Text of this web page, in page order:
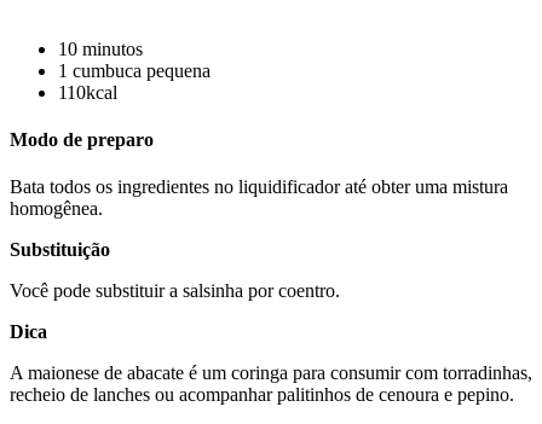
10 minutos
1 cumbuca pequena
110kcal
Modo de preparo
Bata todos os ingredientes no liquidificador até obter uma mistura
homogênea.
Substituição
Você pode substituir a salsinha por coentro.
Dica
A maionese de abacate é um coringa para consumir com torradinhas,
recheio de lanches ou acompanhar palitinhos de cenoura e pepino.